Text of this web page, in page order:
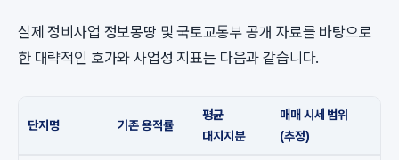
실제 정비사업 정보몽땅 및 국토교통부 공개 자료를 바탕으로
한 대략적인 호가와 사업성 지표는 다음과 같습니다.
단지명 기존 용적률
평균
대지지분
매매 시세 범위
(추정)